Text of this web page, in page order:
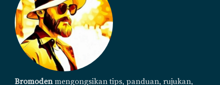
Bromodenmengongsikan tips, panduan, rujukan,